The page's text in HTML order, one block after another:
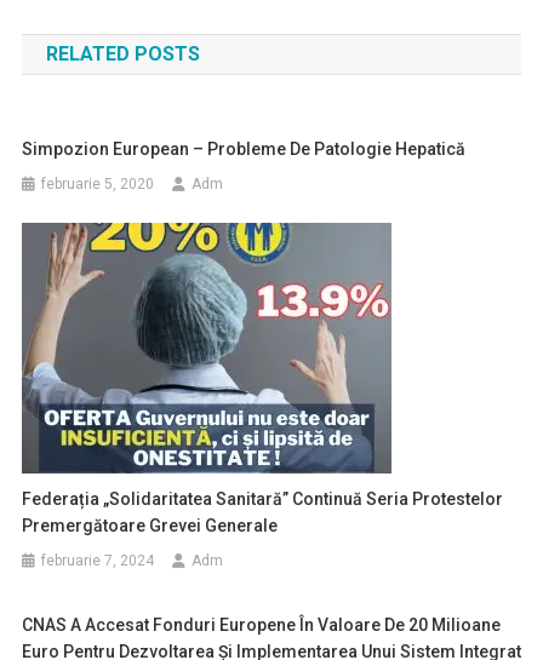
în
articole
RELATED POSTS
Simpozion European – Probleme De Patologie Hepatică
februarie 5, 2020 Adm
Federația „Solidaritatea Sanitară” Continuă Seria Protestelor
Premergătoare Grevei Generale
februarie 7, 2024 Adm
CNAS A Accesat Fonduri Europene În Valoare De 20 Milioane
Euro Pentru Dezvoltarea Și Implementarea Unui Sistem Integrat